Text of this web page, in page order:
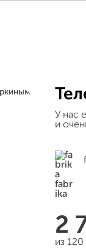
У нас
и
2
из